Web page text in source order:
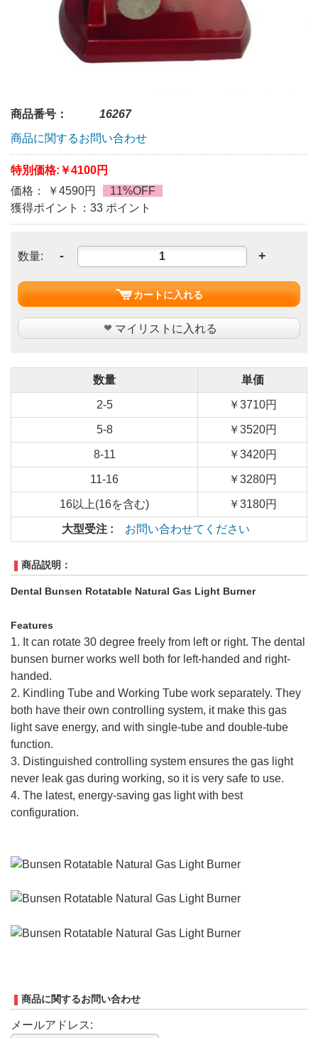
商品番号：
16267
商品に関するお問い合わせ
特別価格: ￥4100円
価格： ￥4590円
11%OFF
獲得ポイント：33 ポイント
数量: - +
カートに入れる
マイリストに入れる
数量 単価
2-5 ￥3710円
5-8 ￥3520円
8-11 ￥3420円
11-16 ￥3280円
16以上(16を含む) ￥3180円
大型受注 : お問い合わせてください
商品説明：
Dental Bunsen Rotatable Natural Gas Light Burner
Features
1. It can rotate 30 degree freely from left or right. The dental
bunsen burner works well both for left-handed and right-
handed.
2. Kindling Tube and Working Tube work separately. They
both have their own controlling system, it make this gas
light save energy, and with single-tube and double-tube
function.
3. Distinguished controlling system ensures the gas light
never leak gas during working, so it is very safe to use.
4. The latest, energy-saving gas light with best
configuration.
商品に関するお問い合わせ
メールアドレス: